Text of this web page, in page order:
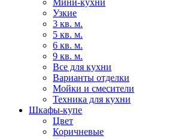
Мини-кухни
Узкие
3 кв. м.
5 кв. м.
6 кв. м.
9 кв. м.
Все для кухни
Варианты отделки
Мойки и смесители
Техника для кухни
Шкафы-купе
Цвет
Коричневые